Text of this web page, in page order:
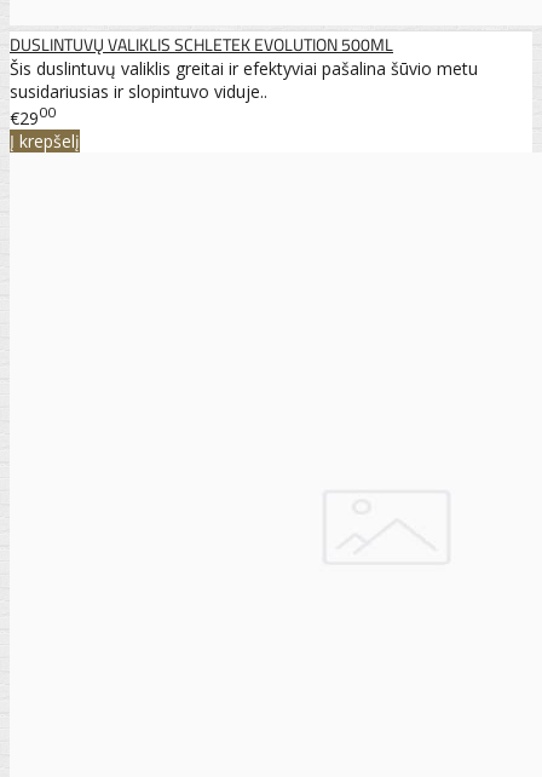
DUSLINTUVŲ VALIKLIS SCHLETEK EVOLUTION 500ML
Šis duslintuvų valiklis greitai ir efektyviai pašalina šūvio metu
susidariusias ir slopintuvo viduje..
€2900
Į krepšelį